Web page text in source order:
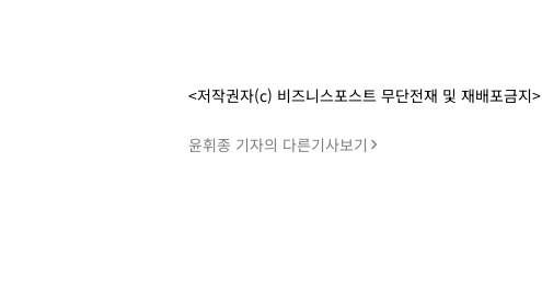
<저작권자(c) 비즈니스포스트 무단전재 및 재배포금지>
윤휘종 기자의 다른기사보기